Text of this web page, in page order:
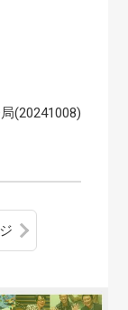
(20241008)